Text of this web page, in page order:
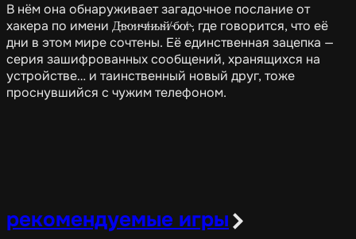
В нём она обнаруживает загадочное послание от
хакера по имени Д̵в̴о̵и̴ч̸н̷ы̴й̸ ̴б̷о̸г̴, где говорится, что её
дни в этом мире сочтены. Её единственная зацепка —
серия зашифрованных сообщений, хранящихся на
устройстве… и таинственный новый друг, тоже
проснувшийся с чужим телефоном.
рекомендуемые игры